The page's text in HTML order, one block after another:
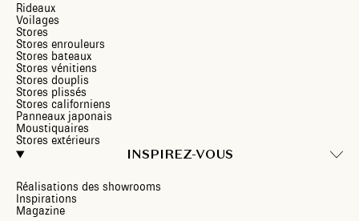
Rideaux
Voilages
Stores
Stores enrouleurs
Stores bateaux
Stores vénitiens
Stores douplis
Stores plissés
Stores californiens
Panneaux japonais
Moustiquaires
Stores extérieurs
INSPIREZ-VOUS
Réalisations des showrooms
Inspirations
Magazine